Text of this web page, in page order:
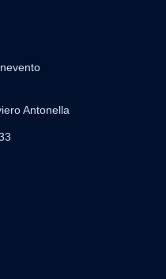
Antonella